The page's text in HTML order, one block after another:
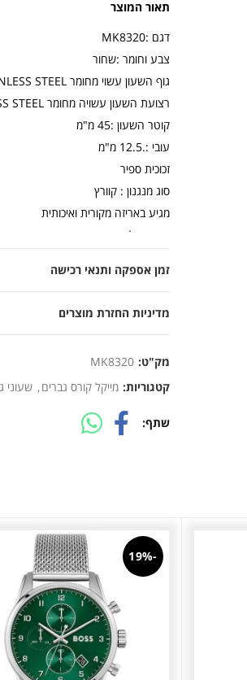
תאור המוצר
דגם :MK8320
צבע וחומר :שחור
גוף השעון עשוי מחומר STAINLESS STEEL פלדת אל חלד
רצועת השעון עשויה מחומר STAINLESS STEEL פלדת אל חלד
קוטר השעון :45 מ"מ
עובי :.12.5 מ"מ
זכוכית ספיר
סוג מנגנון : קוורץ
מגיע באריזה מקורית ואיכותית
אחריות לשנה
זמן אספקה ותנאי רכישה
מדיניות החזרת מוצרים
מק"ט: MK8320
קטגוריות: מייקל קורס גברים, שעוני
שתף
-19%